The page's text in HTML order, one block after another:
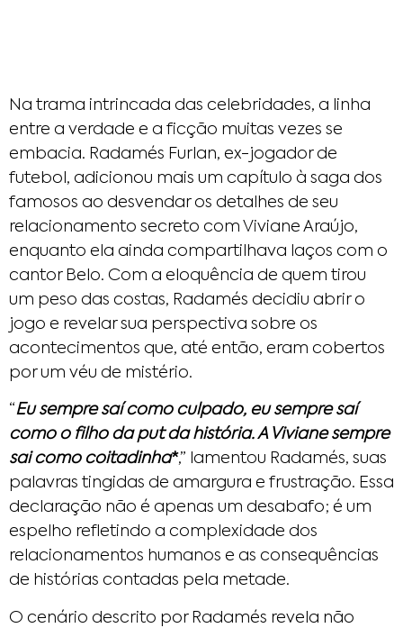
Na trama intrincada das celebridades, a linha
entre a verdade e a ficção muitas vezes se
embacia. Radamés Furlan, ex-jogador de
futebol, adicionou mais um capítulo à saga dos
famosos ao desvendar os detalhes de seu
relacionamento secreto com Viviane Araújo,
enquanto ela ainda compartilhava laços com o
cantor Belo. Com a eloquência de quem tirou
um peso das costas, Radamés decidiu abrir o
jogo e revelar sua perspectiva sobre os
acontecimentos que, até então, eram cobertos
por um véu de mistério.
“Eu sempre saí como culpado, eu sempre saí
como o filho da put da história. A Viviane sempre
sai como coitadinha*,” lamentou Radamés, suas
palavras tingidas de amargura e frustração. Essa
declaração não é apenas um desabafo; é um
espelho refletindo a complexidade dos
relacionamentos humanos e as consequências
de histórias contadas pela metade.
O cenário descrito por Radamés revela não